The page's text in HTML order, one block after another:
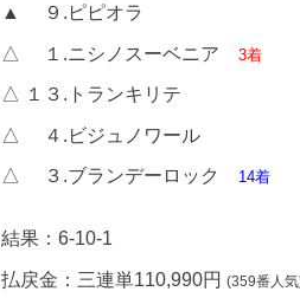
▲ ９.ピピオラ
△ １.ニシノスーベニア 3着
△ １３.トランキリテ
△ ４.ビジュノワール
△ ３.ブランデーロック 14着
結果：6-10-1
払戻金：三連単110,990円 (359番人